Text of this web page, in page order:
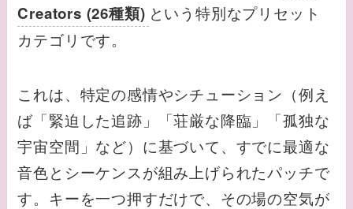
Creators (26種類) という特別なプリセット
カテゴリです。
これは、特定の感情やシチューション（例え
ば「緊迫した追跡」「荘厳な降臨」「孤独な
宇宙空間」など）に基づいて、すでに最適な
音色とシーケンスが組み上げられたパッチで
す。キーを一つ押すだけで、その場の空気が